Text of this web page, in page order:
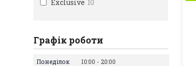
Exclusive 10
Графік роботи
Понеділок 10:00
20:00